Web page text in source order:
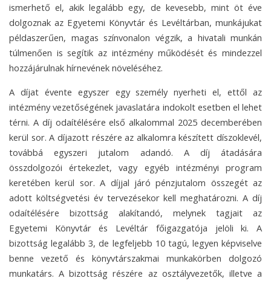
ismerhető el, akik legalább egy, de kevesebb, mint öt éve
dolgoznak az Egyetemi Könyvtár és Levéltárban, munkájukat
példaszerűen, magas színvonalon végzik, a hivatali munkán
túlmenően is segítik az intézmény működését és mindezzel
hozzájárulnak hírnevének növeléséhez.
A díjat évente egyszer egy személy nyerheti el, ettől az
intézmény vezetőségének javaslatára indokolt esetben el lehet
térni. A díj odaítélésére első alkalommal 2025 decemberében
kerül sor. A díjazott részére az alkalomra készített díszoklevél,
továbbá egyszeri jutalom adandó. A díj átadására
összdolgozói értekezlet, vagy egyéb intézményi program
keretében kerül sor. A díjjal járó pénzjutalom összegét az
adott költségvetési év tervezésekor kell meghatározni. A díj
odaítélésére bizottság alakítandó, melynek tagjait az
Egyetemi Könyvtár és Levéltár főigazgatója jelöli ki. A
bizottság legalább 3, de legfeljebb 10 tagú, legyen képviselve
benne vezető és könyvtárszakmai munkakörben dolgozó
munkatárs. A bizottság részére az osztályvezetők, illetve a